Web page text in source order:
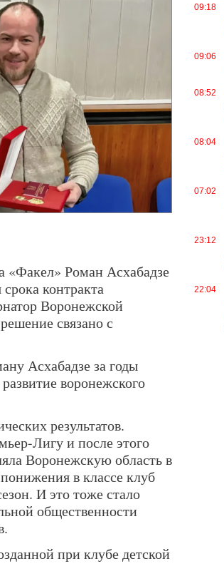
«Факел» Роман Асхабадзе
контракта
Воронежской
связано с
Асхабадзе за годы
воронежского
результатов.
Лигу и после этого
Воронежскую область в
в классе клуб
И это тоже стало
общественности
при клубе детской
09:18
09:06
08:52
08:04
07:02
23:12
22:04